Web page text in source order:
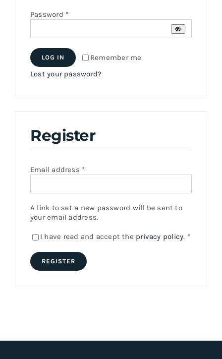
Password *Required
Remember me
LOG IN
Lost your password?
Register
Email address *Required
A link to set a new password will be sent to
your email address.
I have read and accept the privacy policy. *
REGISTER